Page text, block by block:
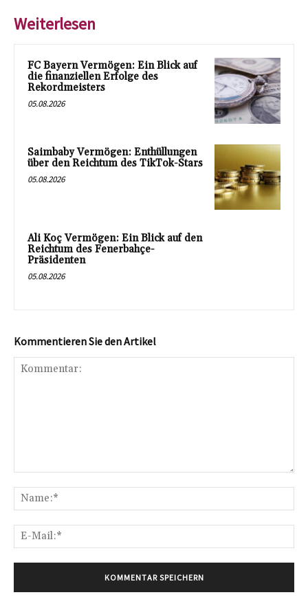
Weiterlesen
FC Bayern Vermögen: Ein Blick auf
die finanziellen Erfolge des
Rekordmeisters
05.08.2026
Saimbaby Vermögen: Enthüllungen
über den Reichtum des TikTok-Stars
05.08.2026
Ali Koç Vermögen: Ein Blick auf den
Reichtum des Fenerbahçe-
Präsidenten
05.08.2026
Kommentieren Sie den Artikel